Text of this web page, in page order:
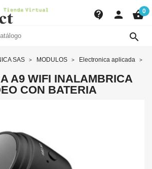
contact_support person shopping_basket0

SAS MODULOS Electronica aplicada
A9 WIFI INALAMBRICA
CON BATERIA